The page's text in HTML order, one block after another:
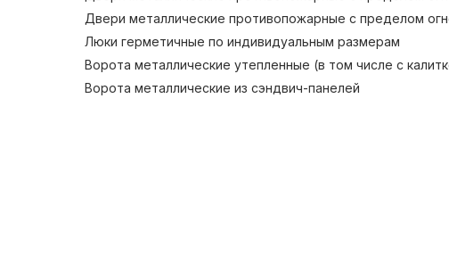
Двери металлические противопожарные с пределом
Люки герметичные по индивидуальным размерам
Ворота металлические утепленные (в том числе с
Ворота металлические из сэндвич-панелей